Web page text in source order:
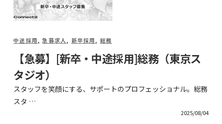
中途採用,急募求人, 新卒採用, 総務
【急募】[新卒・中途採用]総務（東京ス
タジオ）
スタッフを笑顔にする、サポートのプロフェッショナル。総務
スタ …
2025/08/04